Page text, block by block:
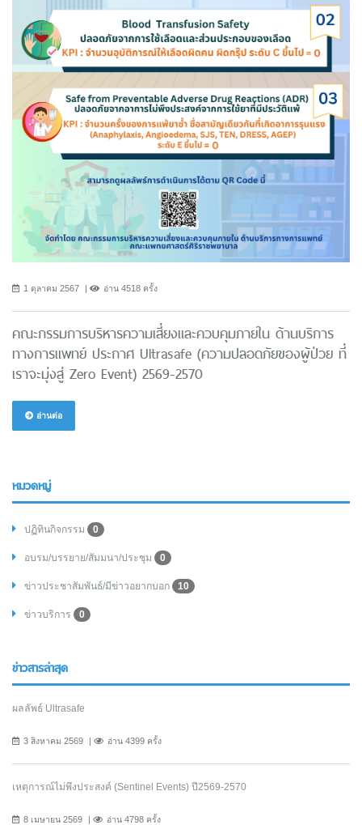
1 ตุลาคม 2567 อ่าน 4518 ครั้ง
คณะกรรมการบริหารความเสี่ยงและควบคุมภายใน ด้านบริการ
ทางการแพทย์ ประกาศ Ultrasafe (ความปลอดภัยของผู้ป่วย ที่
เราจะมุ่งสู่ Zero Event) 2569-2570
อ่านต่อ
หมวดหมู่
ปฏิทินกิจกรรม 0
อบรม/บรรยาย/สัมมนา/ประชุม 0
ข่าวประชาสัมพันธ์/มีข่าวอยากบอก 10
ข่าวบริการ 0
ข่าวสารล่าสุด
ผลลัพธ์ Ultrasafe
3 สิงหาคม 2569 อ่าน 4399 ครั้ง
เหตุการณ์ไม่พึงประสงค์ (Sentinel Events) ปี2569-2570
8 เมษายน 2569 อ่าน 4798 ครั้ง